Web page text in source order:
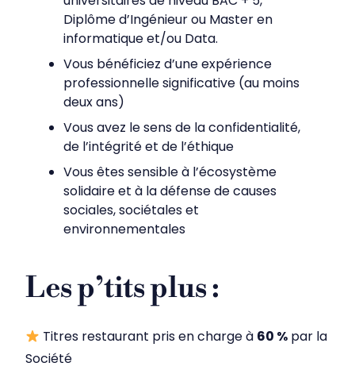
Diplôme d’Ingénieur ou Master en
informatique et/ou Data.
Vous bénéficiez d’une expérience
professionnelle significative (au moins
deux ans)
Vous avez le sens de la confidentialité,
de l’intégrité et de l’éthique
Vous êtes sensible à l’écosystème
solidaire et à la défense de causes
sociales, sociétales et
environnementales
Les p’tits plus :
Titres restaurant pris en charge à 60 % par la
Société